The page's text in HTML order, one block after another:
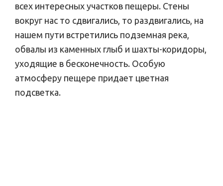
всех интересных участков пещеры. Стены
вокруг нас то сдвигались, то раздвигались, на
нашем пути встретились подземная река,
обвалы из каменных глыб и шахты-коридоры,
уходящие в бесконечность. Особую
атмосферу пещере придает цветная
подсветка.